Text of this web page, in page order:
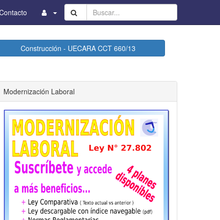
Buscar...
Construcción - UECARA CCT 660/13
Modernización Laboral